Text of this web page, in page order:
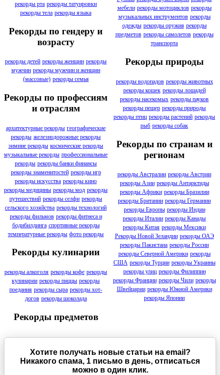
рекорды рта рекорды татуировки
рекорды тела рекорды языка
Рекорды по гендеру и
возрасту
рекорды детей рекорды женщин рекорды
мужчин рекорды мужчин и женщин
(массовые) рекорды семья
Рекорды по профессиям
и отраслям
архитектурные рекорды географические
рекорды железнодорожные рекорды
зимние рекорды космические рекорды
музыкальные рекорды профессиональные
рекорды рекорды банки финансы
рекорды знаменитостей рекорды игр
рекорды искусства рекорды кино
рекорды медицины рекорды мод рекорды
путешествий рекорды селфи рекорды
сельского хозяйства рекорды технологий
рекорды фильмов рекорды фитнеса и
бодибилдинга спортивные рекорды
температурные рекорды фото рекорды
Рекорды кулинарии
рекорды алкоголя рекорды кофе рекорды
кулинарии рекорды пиццы рекорды
поедания рекорды сыра рекорды хот-
догов рекорды шоколада
Рекорды предметов
мебели рекорды мотоциклов рекорды
музыкальных инструментов рекорды
одежды рекорды оружия рекорды
предметов рекорды самолетов рекорды
транспорта
Рекорды природы
рекорды водопадов рекорды животных
рекорды кошек рекорды лошадей
рекорды насекомых рекорды пауков
рекорды пещер рекорды природы
рекорды птиц рекорды растений рекорды
рыб рекорды собак
Рекорды по странам и
регионам
рекорды Австралии рекорды Австрии
рекорды Азии рекорды Антарктиды
рекорды Африки рекорды Бразилии
рекорды Британии рекорды Германии
рекорды Европы рекорды Индии
рекорды Италии рекорды Канады
рекорды Китая рекорды Мексики
Рекорды Новой Зеландии рекорды ОАЭ
рекорды Пакистана рекорды России
рекорды Северной Америки рекорды
США рекорды Турции рекорды Украины
рекорды улиц рекорды Филиппин
рекорды Франции рекорды Чили рекорды
Швейцарии рекорды Южной Америки
рекорды Японии
Хотите получать новые статьи на email?
Никакого спама, 1 письмо в день, отписаться
можно в один клик.